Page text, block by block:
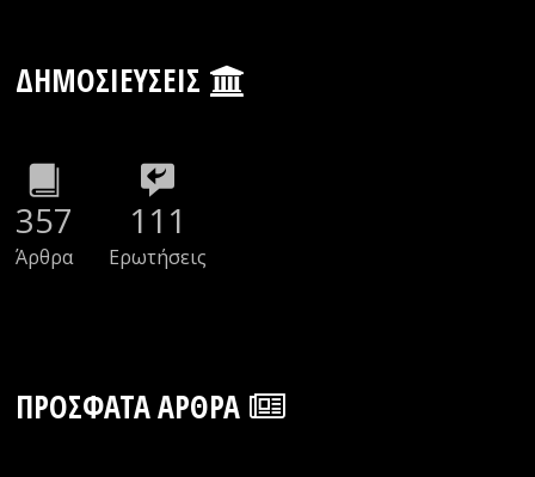
ΔΗΜΟΣΙΕΎΣΕΙΣ
357
Άρθρα
111
Ερωτήσεις
ΠΡΌΣΦΑΤΑ ΆΡΘΡΑ